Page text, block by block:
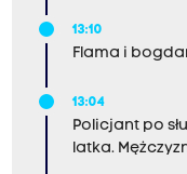
13:10
Flama i
13:04
Policjant po
latka.